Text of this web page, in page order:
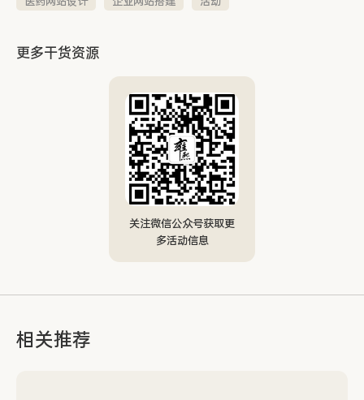
更多干货资源
关注微信公众号获取更
多活动信息
相关推荐